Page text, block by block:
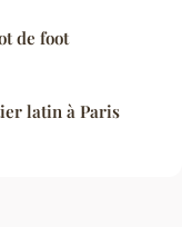
de foot
latin à Paris